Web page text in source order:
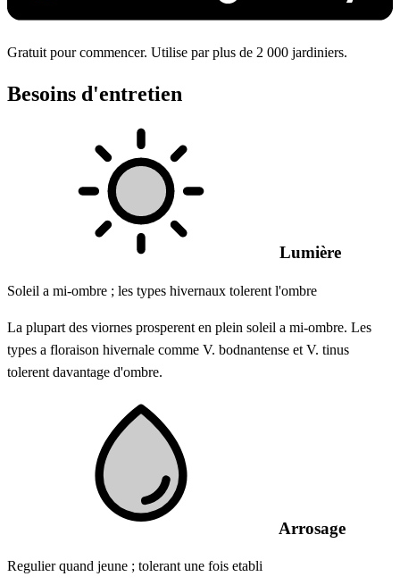
Gratuit pour commencer. Utilise par plus de 2 000 jardiniers.
Besoins d'entretien
Lumière
Soleil a mi-ombre ; les types hivernaux tolerent l'ombre
La plupart des viornes prosperent en plein soleil a mi-ombre. Les
types a floraison hivernale comme V. bodnantense et V. tinus
tolerent davantage d'ombre.
Arrosage
Regulier quand jeune ; tolerant une fois etabli